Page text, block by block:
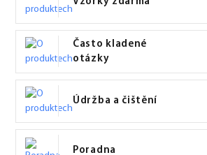
Často kladené
otázky
Údržba a čištění
Poradna